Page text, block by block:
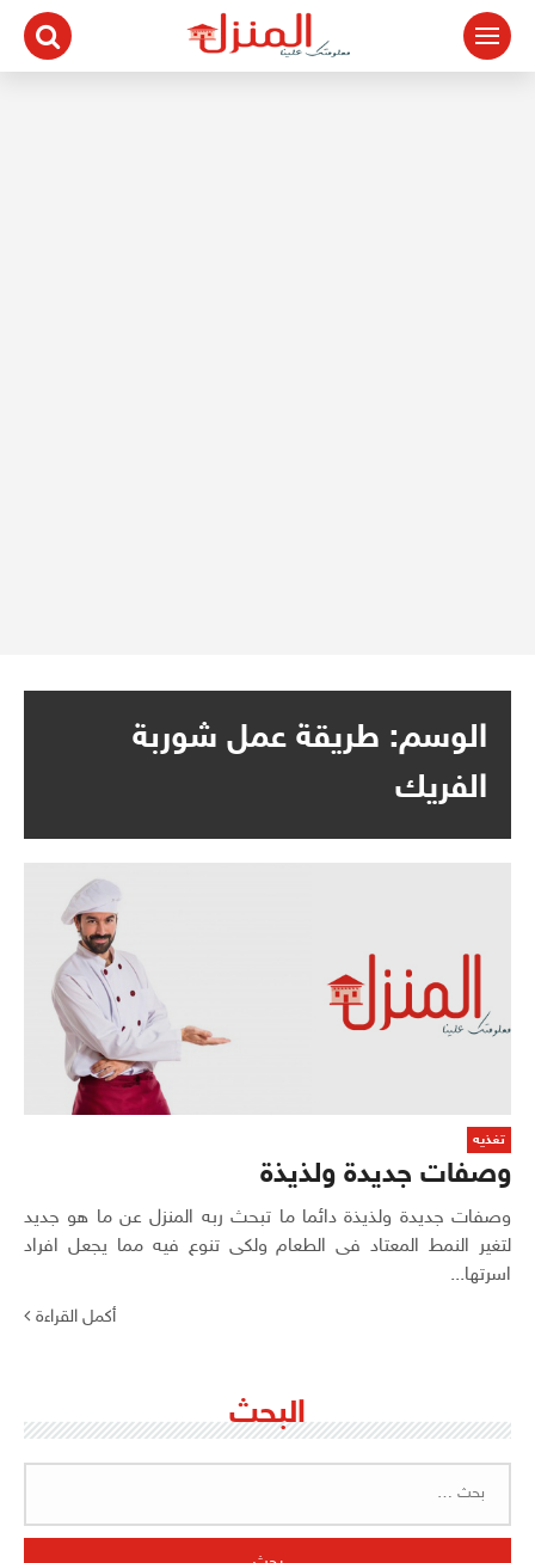
التجاوز
المحتوى
الوسم: طريقة عمل شوربة
الفريك
تغذيه
وصفات جديدة ولذيذة
وصفات جديدة ولذيذة دائما ما تبحث ربه المنزل عن ما هو جديد
لتغير النمط المعتاد فى الطعام ولكى تنوع فيه مما يجعل افراد
اسرتها...
أكمل القراءة
البحث